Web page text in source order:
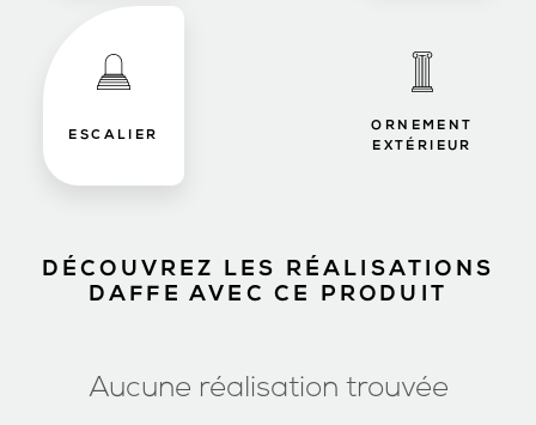
ESCALIER
ORNEMENT
EXTÉRIEUR
DÉCOUVREZ LES RÉALISATIONS
DAFFE AVEC CE PRODUIT
Aucune réalisation trouvée